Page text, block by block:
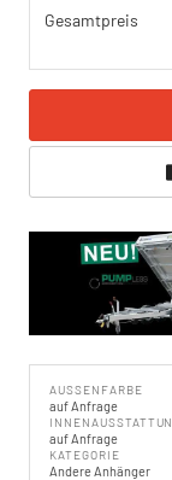
Gesamtpreis
AUSSENFARBE
auf Anfrage
auf Anfrage
KATEGORIE
Andere Anhänger